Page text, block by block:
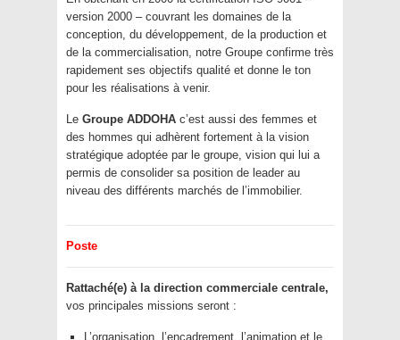
version 2000 – couvrant les domaines de la
conception, du développement, de la production et
de la commercialisation, notre Groupe confirme très
rapidement ses objectifs qualité et donne le ton
pour les réalisations à venir.
Le Groupe ADDOHA c’est aussi des femmes et
des hommes qui adhèrent fortement à la vision
stratégique adoptée par le groupe, vision qui lui a
permis de consolider sa position de leader au
niveau des différents marchés de l’immobilier.
Poste
Rattaché(e) à la direction commerciale centrale,
vos principales missions seront :
L’organisation, l’encadrement, l’animation et le